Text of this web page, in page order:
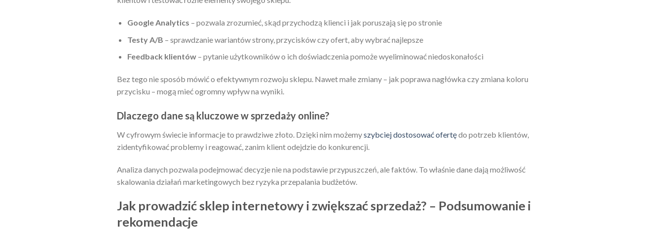
Google Analytics – pozwala zrozumieć, skąd przychodzą klienci i jak poruszają się po stronie
Testy A/B – sprawdzanie wariantów strony, przycisków czy ofert, aby wybrać najlepsze
Feedback klientów– pytanie użytkowników o ich doświadczenia pomoże wyeliminować niedoskonałości
Bez tego nie sposób mówić o efektywnym rozwoju sklepu. Nawet małe zmiany – jak poprawa nagłówka czy zmiana koloru
przycisku – mogą mieć ogromny wpływ na wyniki.
Dlaczego dane są kluczowe w sprzedaży online?
W cyfrowym świecie informacje to prawdziwe złoto. Dzięki nim możemyszybciej dostosować ofertędo potrzeb klientów,
zidentyfikować problemy i reagować, zanim klient odejdzie do konkurencji.
Analiza danych pozwala podejmować decyzje nie na podstawie przypuszczeń, ale faktów. To właśnie dane dają możliwość
skalowania działań marketingowych bez ryzyka przepalania budżetów.
Jak prowadzić sklep internetowy i zwiększać sprzedaż? – Podsumowanie i
rekomendacje